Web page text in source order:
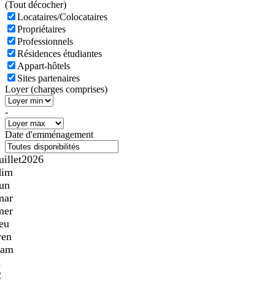
(Tout décocher)
Locataires/Colocataires
Propriétaires
Professionnels
Résidences étudiantes
Appart-hôtels
Sites partenaires
Loyer (charges comprises)
-
Date d'emménagement
2026